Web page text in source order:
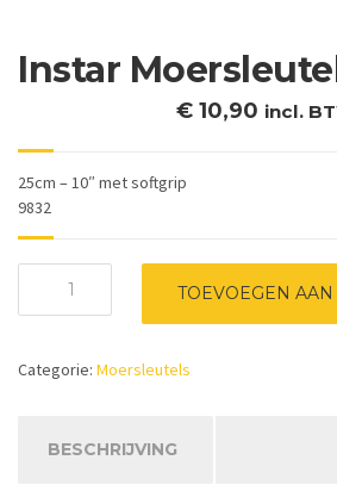
Instar
€ 10,90 incl.
25cm – 10″ met softgrip
9832
Moersleutel
TOEVOEGEN
Categorie: Moersleutels
BESCHRIJVING